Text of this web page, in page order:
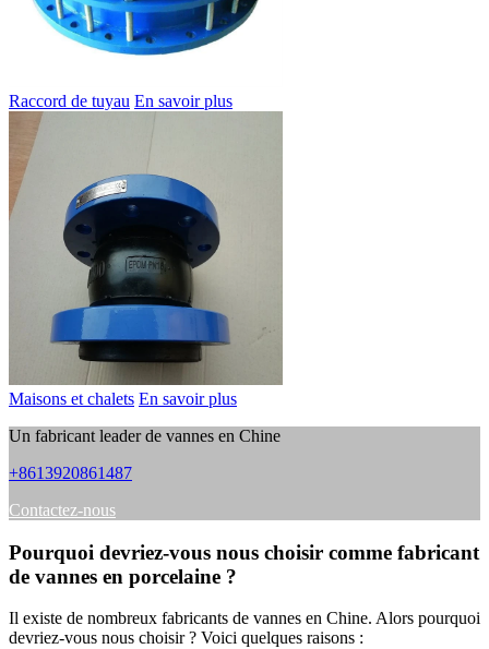
Raccord de tuyau En savoir plus
Maisons et chalets En savoir plus
Un fabricant leader de vannes en Chine
+8613920861487
Contactez-nous
Pourquoi devriez-vous nous choisir comme fabricant
de vannes en porcelaine ?
Il existe de nombreux fabricants de vannes en Chine. Alors pourquoi
devriez-vous nous choisir ? Voici quelques raisons :